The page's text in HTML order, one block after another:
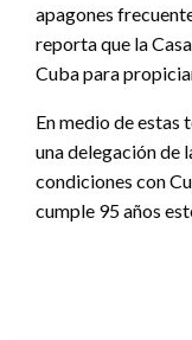
apagones
reporta que la
Cuba para
En medio de estas
una delegación de
condiciones con
cumple 95 años